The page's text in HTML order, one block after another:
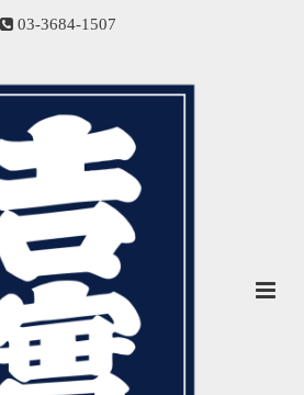
03-3684-1507